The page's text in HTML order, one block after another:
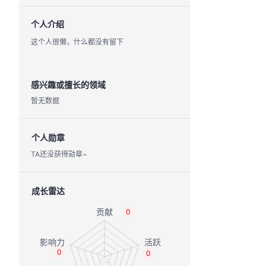
个人介绍
这个人很懒，什么都没有留下
感兴趣或擅长的领域
暂无数据
个人勋章
TA还没获得勋章~
成长雷达
0
0
0